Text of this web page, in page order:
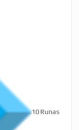
10Runas